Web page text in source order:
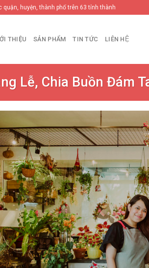
huyện, thành phố trên 63 tỉnh thành
THIỆU SẢN PHẨM TIN TỨC LIÊN HỆ
Lễ, Chia Buồn Đám